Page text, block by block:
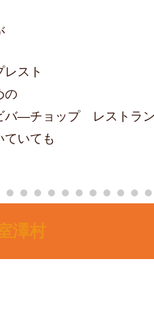
スト
の
―チョップ レストラ
ていても
澤村